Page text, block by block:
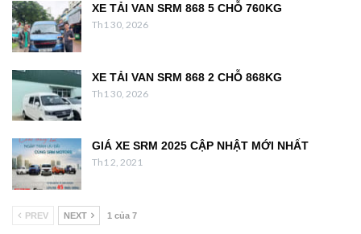
XE TẢI VAN SRM 868 5 CHỖ 760KG
Th1 30, 2026
XE TẢI VAN SRM 868 2 CHỖ 868KG
Th1 30, 2026
GIÁ XE SRM 2025 CẬP NHẬT MỚI NHẤT
Th1 2, 2021
PREV NEXT 1 của 7